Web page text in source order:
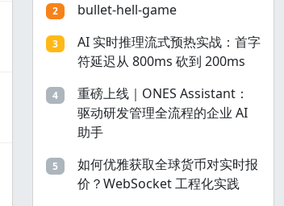
2 bullet-hell-game
3
AI 实时推理流式预热实战：首字
符延迟从 800ms 砍到 200ms
4
重磅上线｜ONES Assistant：
驱动研发管理全流程的企业 AI
助手
5
如何优雅获取全球货币对实时报
价？WebSocket 工程化实践